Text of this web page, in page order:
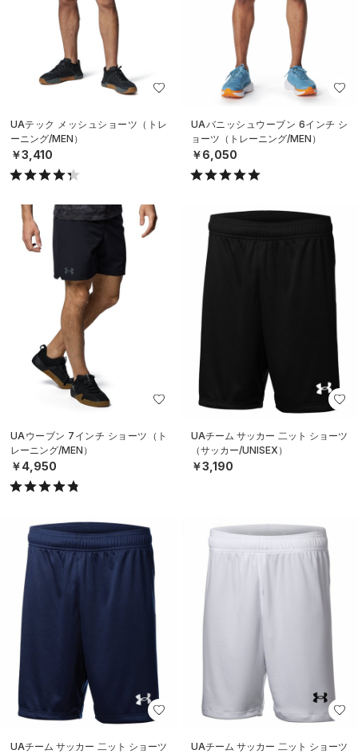
UAテック メッシュショーツ（トレ
ーニング/MEN）
￥3,410
UAバニッシュウーブン 6インチ シ
ョーツ（トレーニング/MEN）
￥6,050
UAウーブン 7インチ ショーツ（ト
レーニング/MEN）
￥4,950
UAチーム サッカー 二ット ショーツ
（サッカー/UNISEX）
￥3,190
UAチーム サッカー 二ット ショーツ
UAチーム サッカー 二ット ショーツ